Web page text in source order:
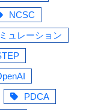
NCSC
ュレーション
PDCA